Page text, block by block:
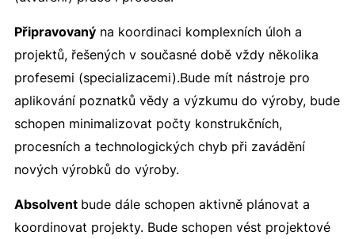
Připravovanýna koordinaci komplexních úloh a
projektů, řešených v současné době vždy několika
profesemi (specializacemi).Bude mít nástroje pro
aplikování poznatků vědy a výzkumu do výroby, bude
schopen minimalizovat počty konstrukčních,
procesních a technologických chyb při zavádění
nových výrobků do výroby.
Absolvent bude dále schopen aktivně plánovat a
koordinovat projekty. Bude schopen vést projektové